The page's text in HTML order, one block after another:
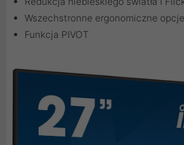
Wszechstronne ergonomiczne
Funkcja PIVOT